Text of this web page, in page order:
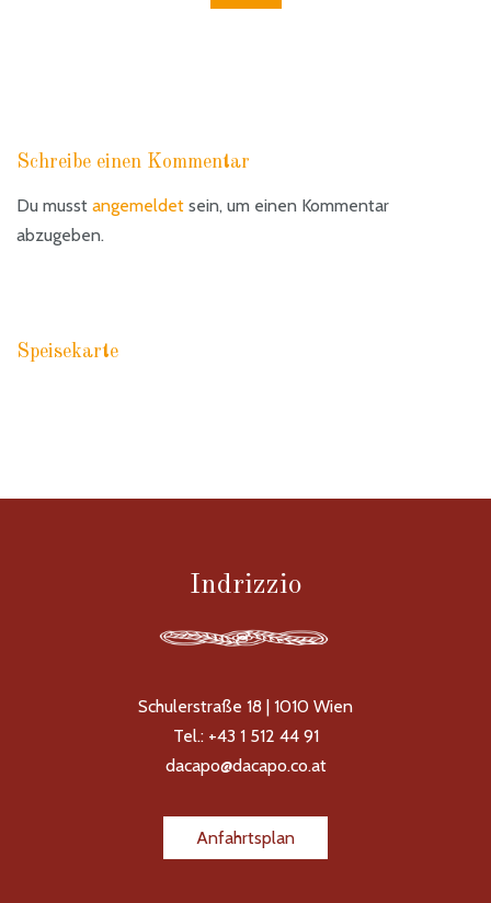
Schreibe einen Kommentar
Du musst angemeldet sein, um einen Kommentar
abzugeben.
Speisekarte
Indrizzio
Schulerstraße 18 | 1010 Wien
Tel.: +43 1 512 44 91
dacapo@dacapo.co.at
Anfahrtsplan